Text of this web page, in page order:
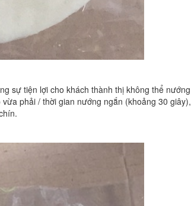
sự tiện lợi cho khách thành thị không thể nướng
phải / thời gian nướng ngắn (khoảng 30 giây),